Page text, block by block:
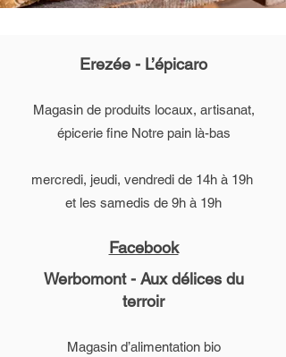
Erezée - L’épicaro
Magasin de produits locaux, artisanat,
épicerie fine Notre pain là-bas
mercredi, jeudi, vendredi de 14h à 19h
et les samedis de 9h à 19h
Facebook
Werbomont - Aux délices du
terroir
Magasin d’alimentation bio